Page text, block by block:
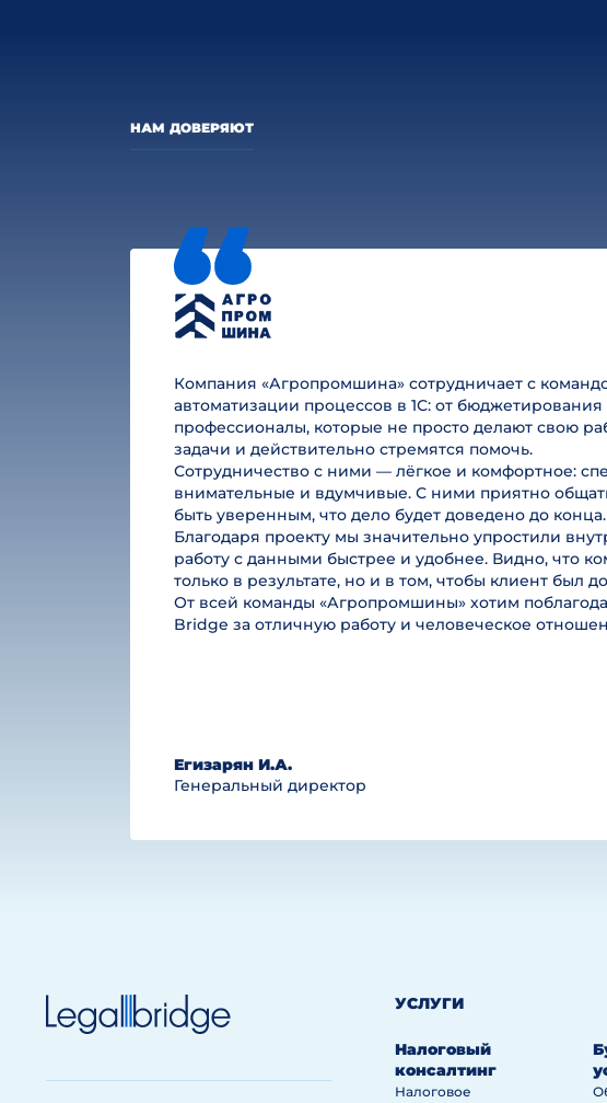
НАМ ДОВЕРЯЮТ
Компания «Агропромшина» сотрудничает с
автоматизации процессов в 1С: от бюджетирования
профессионалы, которые не просто делают свою
задачи и действительно стремятся помочь.
Сотрудничество с ними — лёгкое и комфортное:
внимательные и вдумчивые. С ними приятно
быть уверенным, что дело будет доведено до конца.
Благодаря проекту мы значительно упростили
работу с данными быстрее и удобнее. Видно, что
только в результате, но и в том, чтобы клиент был
От всей команды «Агропромшины» хотим
Bridge за отличную работу и человеческое
Егизарян И.А.
Генеральный директор
УСЛУГИ
Налоговый
консалтинг
Налоговое